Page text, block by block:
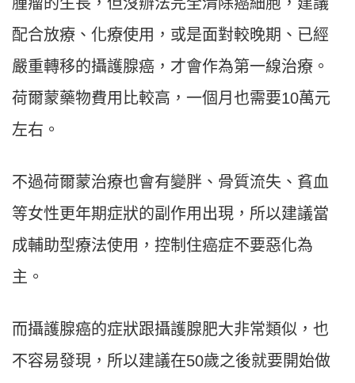
配合放療、化療使用，或是面對較晚期、已經
嚴重轉移的攝護腺癌，才會作為第一線治療。
荷爾蒙藥物費用比較高，一個月也需要10萬元
左右。
不過荷爾蒙治療也會有變胖、骨質流失、貧血
等女性更年期症狀的副作用出現，所以建議當
成輔助型療法使用，控制住癌症不要惡化為
主。
而攝護腺癌的症狀跟攝護腺肥大非常類似，也
不容易發現，所以建議在50歲之後就要開始做